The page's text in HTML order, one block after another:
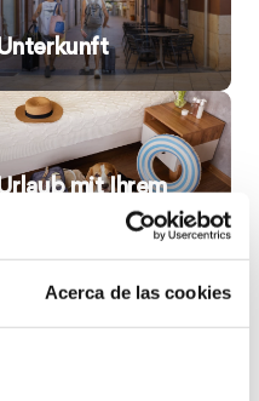
Acerca de las cookies
mit Ihrem